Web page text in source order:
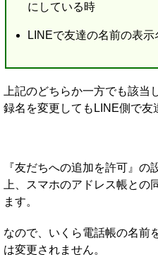
にしている時
LINEで友達の名前の表
上記のどちらか一方でも該
録名を変更してもLINE側で友
『友だちへの追加を許可』の
上、スマホのアドレス帳と
ます。
なので、いくら電話帳の名前
は変更されません。